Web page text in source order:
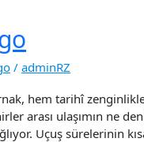
/adminRZ
hem tarihî
arası ulaşımın ne
Uçuş sürelerinin